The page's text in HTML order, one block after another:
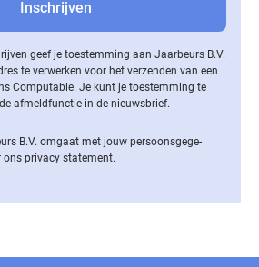
geef je toestemming aan Jaarbeurs B.V.
te verwerken voor het verzenden van een
Computable. Je kunt je toestemming te
af­meld­func­tie in de nieuwsbrief.
B.V. omgaat met jouw per­soons­ge­ge­
ons privacy statement.